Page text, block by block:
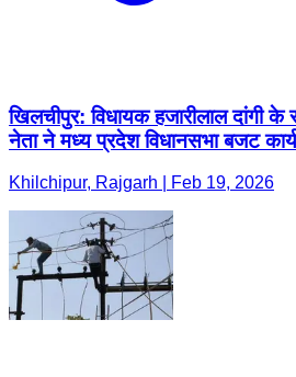
खिलचीपुर: विधायक हजारीलाल दांगी
नेता ने मध्य प्रदेश विधानसभा बजट
Khilchipur, Rajgarh | Feb 19, 2026